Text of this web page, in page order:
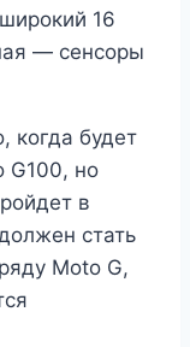
16
— сенсоры
когда будет
G100, но
в
стать
Moto G,